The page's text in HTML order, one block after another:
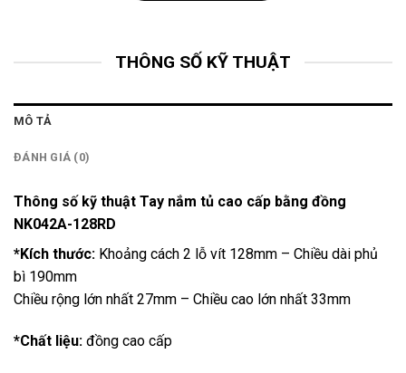
THÔNG SỐ KỸ THUẬT
MÔ TẢ
ĐÁNH GIÁ (0)
Thông số kỹ thuật Tay nắm tủ cao cấp bằng đồng
NK042A-128RD
*Kích thước: Khoảng cách 2 lỗ vít 128mm – Chiều dài phủ
bì 190mm
Chiều rộng lớn nhất 27mm – Chiều cao lớn nhất 33mm
*Chất liệu: đồng cao cấp